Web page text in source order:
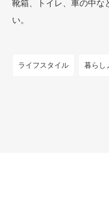
靴箱、トイレ、車の中な
い。
ライフスタイル 暮らし